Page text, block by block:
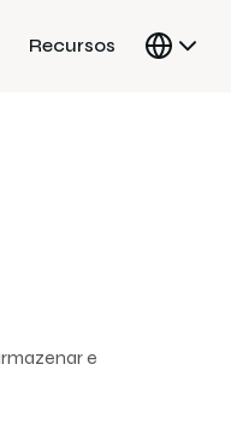
Recursos
e